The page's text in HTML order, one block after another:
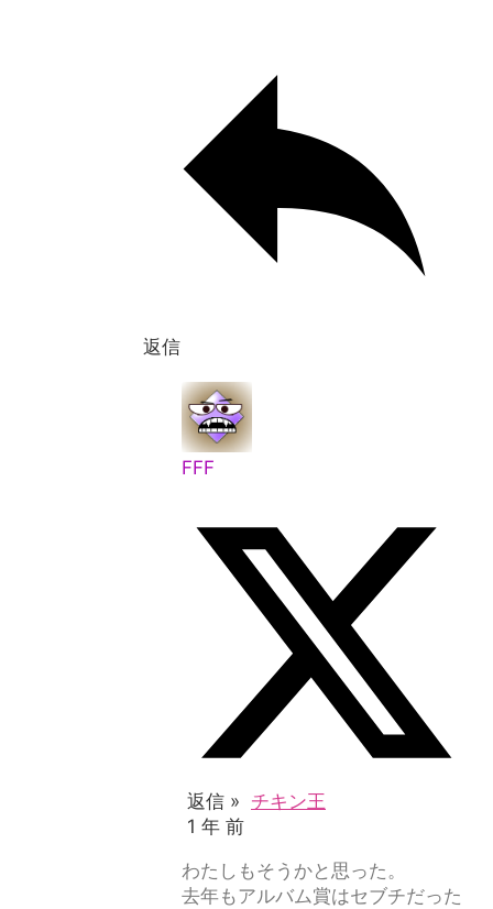
返信
FFF
返信 » チキン王
1 年 前
わたしもそうかと思った。
去年もアルバム賞はセブチだった